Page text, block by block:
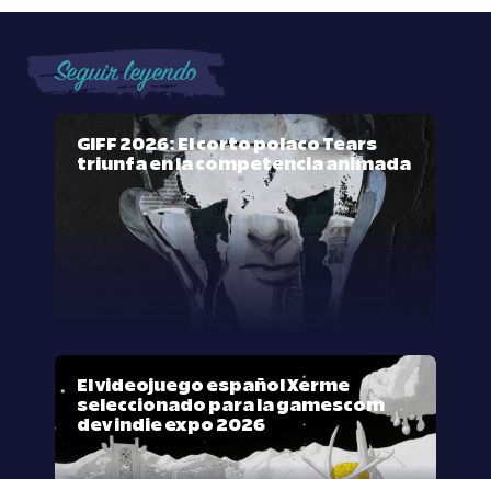
Seguir leyendo
GIFF 2026: El corto polaco Tears
triunfa en la competencia animada
El videojuego español Xerme
seleccionado para la gamescom
dev indie expo 2026